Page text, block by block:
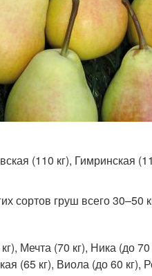
(110 кг), Гимринская
сортов груш всего 30–50
Мечта (70 кг), Ника (до
(65 кг), Виола (до 60 кг),